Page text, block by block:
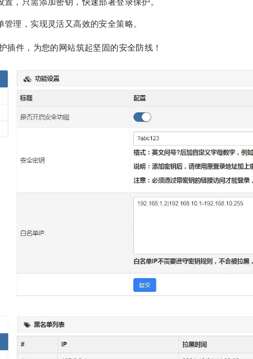
置，只需添加密钥，快速部署登录保护。
管理，实现灵活又高效的安全策略。
插件，为您的网站筑起坚固的安全防线！